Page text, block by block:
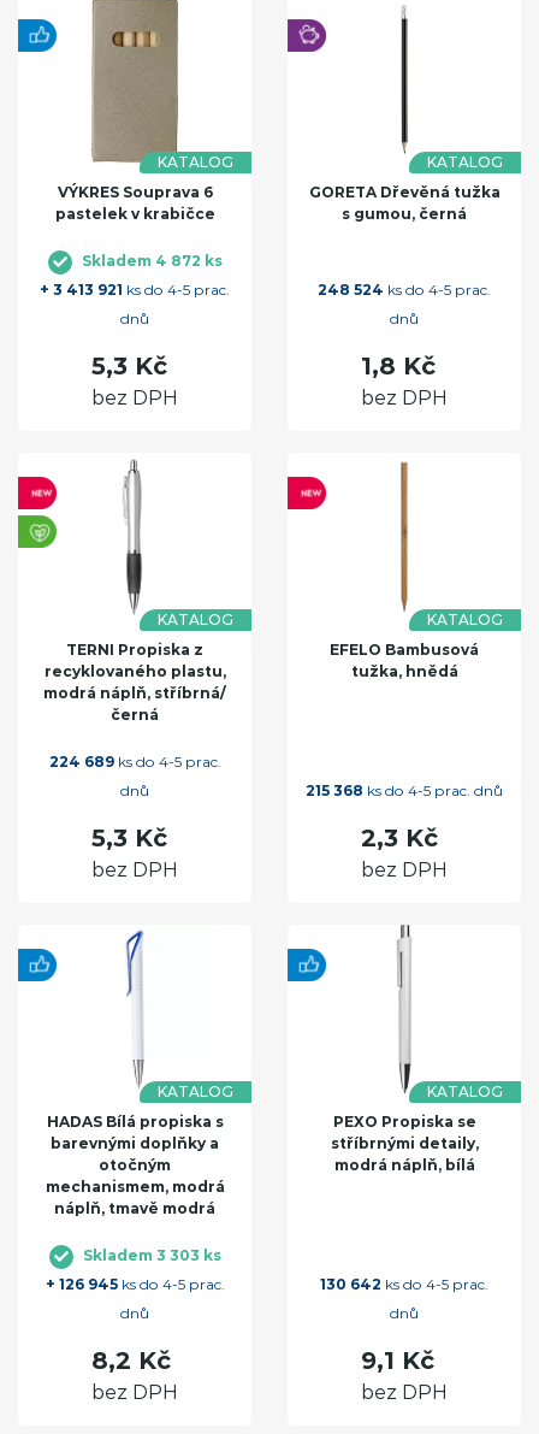
KATALOG
VÝKRES Souprava 6
pastelek v krabičce
Skladem 4 872 ks
+ 3 413 921 ks do 4-5 prac.
dnů
5,3 Kč
bez DPH
KATALOG
GORETA Dřevěná tužka
s gumou, černá
248 524 ks do 4-5 prac.
dnů
1,8 Kč
bez DPH
KATALOG
TERNI Propiska z
recyklovaného plastu,
modrá náplň, stříbrná/
černá
224 689ks do 4-5 prac.
dnů
5,3 Kč
bez DPH
KATALOG
EFELO Bambusová
tužka, hnědá
215 368 ks do 4-5 prac. dnů
2,3 Kč
bez DPH
KATALOG
HADAS Bílá propiska s
barevnými doplňky a
otočným
mechanismem, modrá
náplň, tmavě modrá
Skladem 3 303 ks
+ 126 945ks do 4-5 prac.
dnů
8,2 Kč
bez DPH
KATALOG
PEXO Propiska se
stříbrnými detaily,
modrá náplň, bílá
130 642 ks do 4-5 prac.
dnů
9,1 Kč
bez DPH